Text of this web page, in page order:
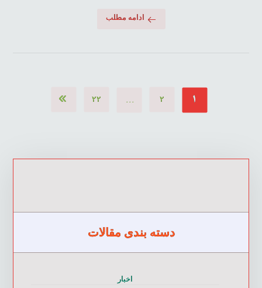
ادامه مطلب
۱ ۲ … ۲۲
دسته بندی مقالات
اخبار